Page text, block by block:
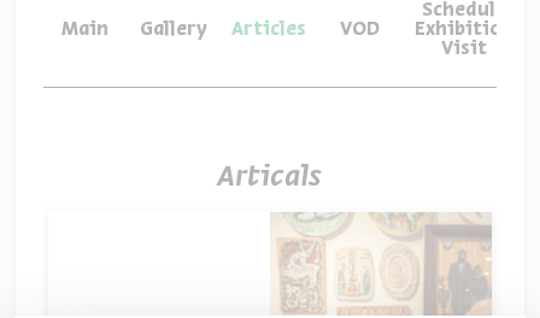
Main Gallery Articles VOD
Schedule
Exhibition
Visit
Articals